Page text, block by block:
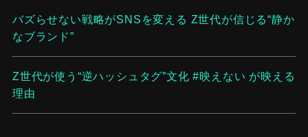
バズらせない戦略がSNSを変える Z世代が信じる“静か
なブランド”
Z世代が使う“逆ハッシュタグ”文化 #映えない が映える
理由